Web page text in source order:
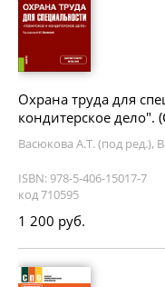
Охрана труда для
кондитерское дело".
Васюкова А.Т. (под ред.),
ISBN: 978-5-406-15017-7
код 710595
1 200 руб.